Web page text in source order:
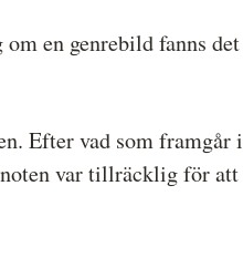
en genrebild fanns det
Efter vad som framgår i
var tillräcklig för att